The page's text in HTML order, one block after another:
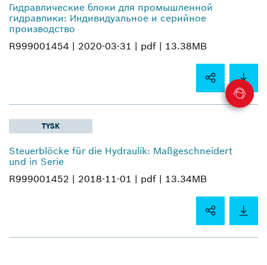
Гидравлические блоки для промышленной
гидравлики: Индивидуальное и серийное
производство
R999001454 | 2020-03-31 | pdf | 13.38MB
TYSK
Steuerblöcke für die Hydraulik: Maßgeschneidert
und in Serie
R999001452 | 2018-11-01 | pdf | 13.34MB